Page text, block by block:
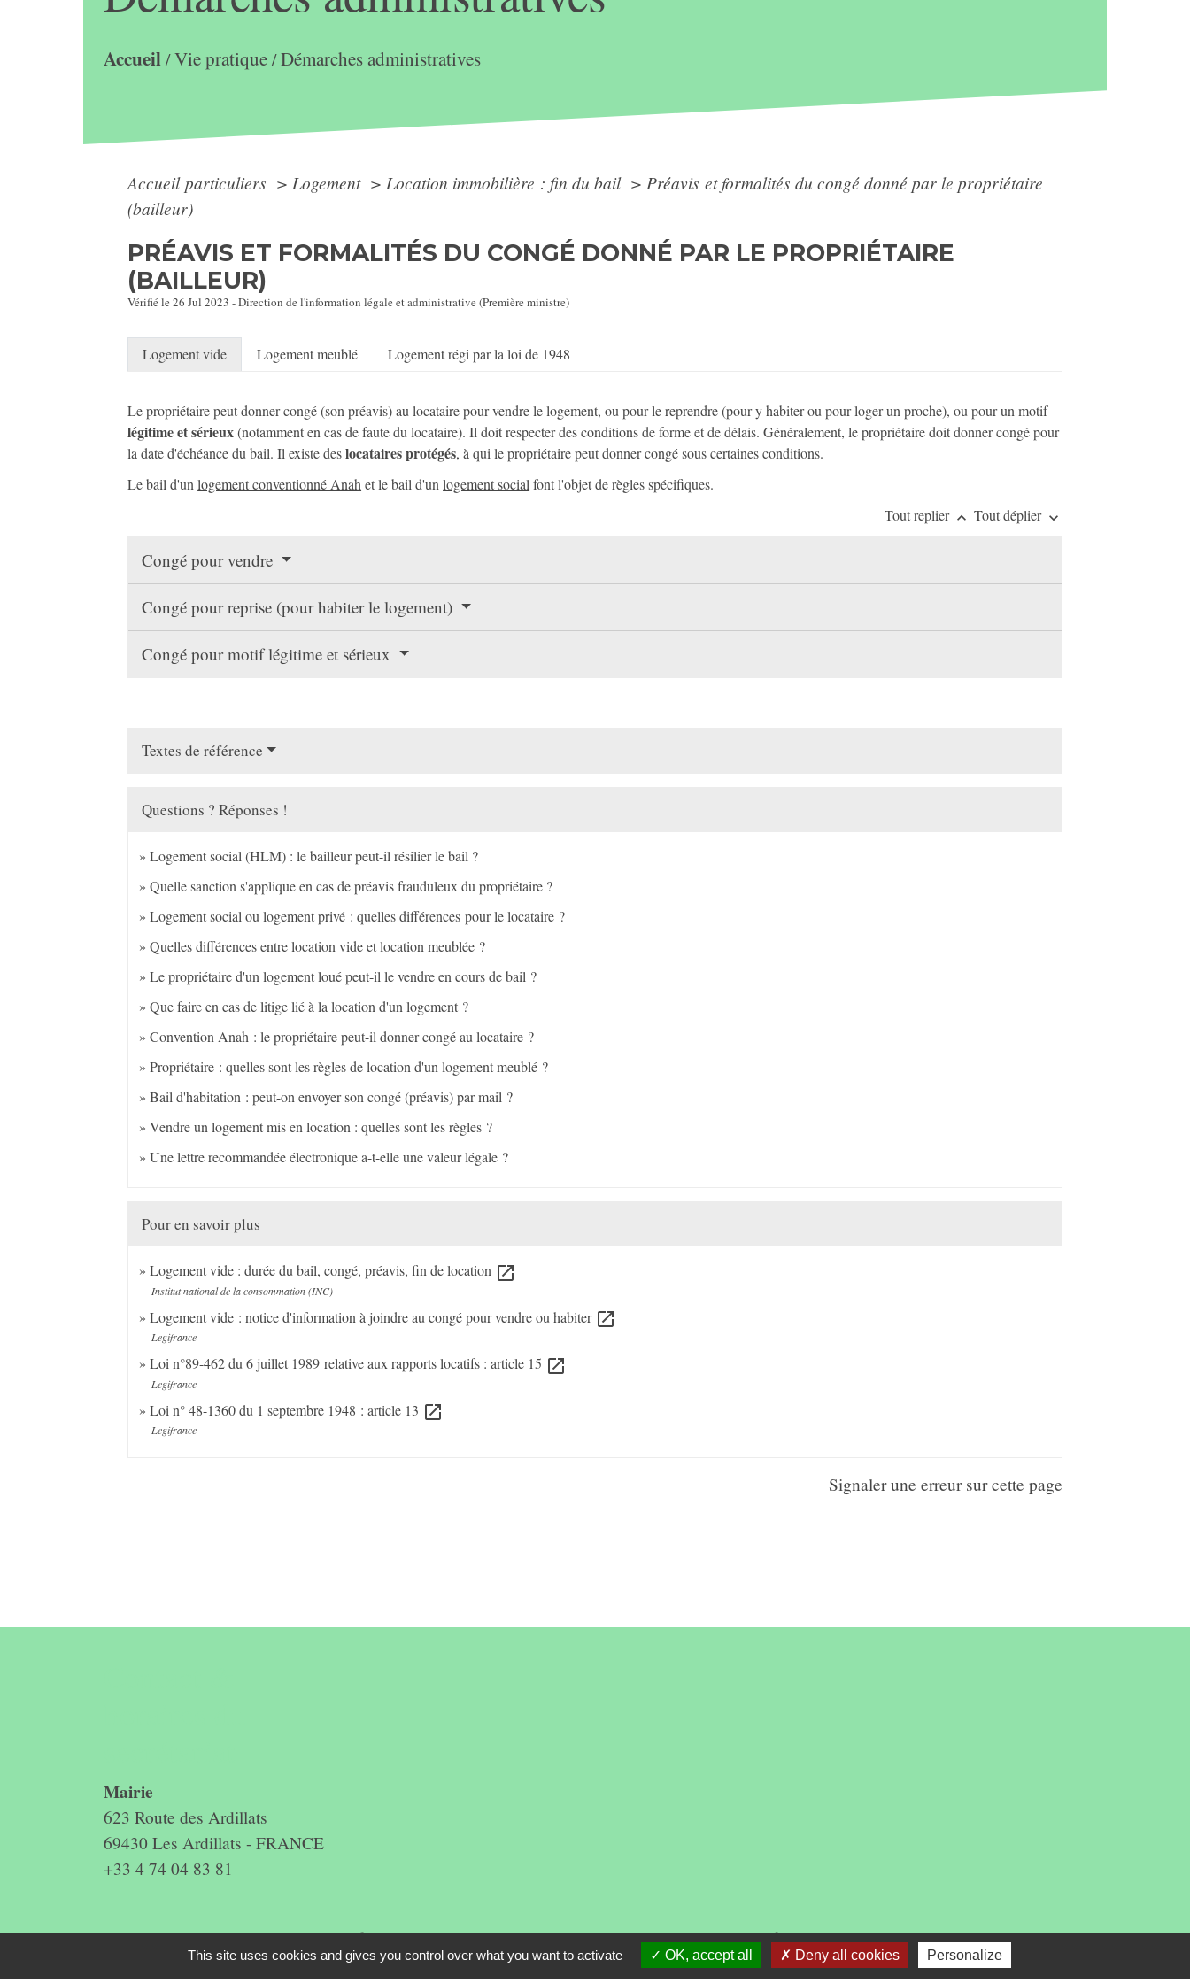
Accueil/Vie pratique/Démarches administratives
Accueil particuliers > Logement > Location immobilière : fin du bail > Préavis et formalités du congé donné par le propriétaire
(bailleur)
PRÉAVIS ET FORMALITÉS DU CONGÉ DONNÉ PAR LE PROPRIÉTAIRE
(BAILLEUR)
Vérifié le 26 Jul 2023 - Direction de l'information légale et administrative (Première ministre)
Logement vide Logement meublé Logement régi par la loi de 1948
Le propriétaire peut donner congé (son préavis) au locataire pour vendre le logement, ou pour le reprendre (pour y habiter ou pour loger un proche), ou pour un motif
légitime et sérieux(notamment en cas de faute du locataire). Il doit respecter des conditions de forme et de délais. Généralement, le propriétaire doit donner congé pour
la date d'échéance du bail. Il existe deslocataires protégés, à qui le propriétaire peut donner congé sous certaines conditions.
Le bail d'unlogement conventionné Anah et le bail d'unlogement social font l'objet de règles spécifiques.
Tout replier keyboard_arrow_up Tout déplier keyboard_arrow_down
Congé pour vendre
Congé pour reprise (pour habiter le logement)
Congé pour motif légitime et sérieux
Textes de référence
Questions ? Réponses !
Logement social (HLM) : le bailleur peut-il résilier le bail ?
Quelle sanction s'applique en cas de préavis frauduleux du propriétaire ?
Logement social ou logement privé : quelles différences pour le locataire ?
Quelles différences entre location vide et location meublée ?
Le propriétaire d'un logement loué peut-il le vendre en cours de bail ?
Que faire en cas de litige lié à la location d'un logement ?
Convention Anah : le propriétaire peut-il donner congé au locataire ?
Propriétaire : quelles sont les règles de location d'un logement meublé ?
Bail d'habitation : peut-on envoyer son congé (préavis) par mail ?
Vendre un logement mis en location : quelles sont les règles ?
Une lettre recommandée électronique a-t-elle une valeur légale ?
Pour en savoir plus
Logement vide : durée du bail, congé, préavis, fin de location open_in_new
Institut national de la consommation (INC)
Logement vide : notice d'information à joindre au congé pour vendre ou habiter open_in_new
Legifrance
Loi n°89-462 du 6 juillet 1989 relative aux rapports locatifs : article 15 open_in_new
Legifrance
Loi n° 48-1360 du 1 septembre 1948 : article 13 open_in_new
Legifrance
Signaler une erreur sur cette page
Mairie
623 Route des Ardillats
69430 Les Ardillats - FRANCE
+33 4 74 04 83 81
Mentions légales - Politique de confidentialité - Accessibilité - Plan du site - Gestion des cookies
This site uses cookies and gives you control over what you want to activate OK, accept all Deny all cookies Personalize